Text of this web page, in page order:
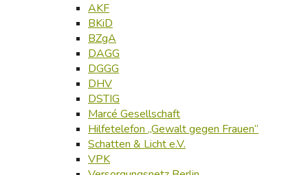
AKF
BKiD
BZgA
DAGG
DGGG
DHV
DSTIG
Marcé Gesellschaft
Hilfetelefon „Gewalt gegen Frauen“
Schatten & Licht e.V.
VPK